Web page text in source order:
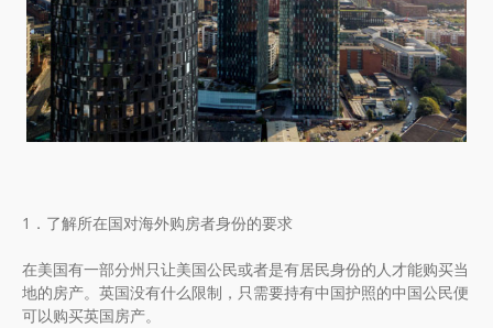
1．了解所在国对海外购房者身份的要求
在美国有一部分州只让美国公民或者是有居民身份的人才能购买当
地的房产。英国没有什么限制，只需要持有中国护照的中国公民便
可以购买英国房产。